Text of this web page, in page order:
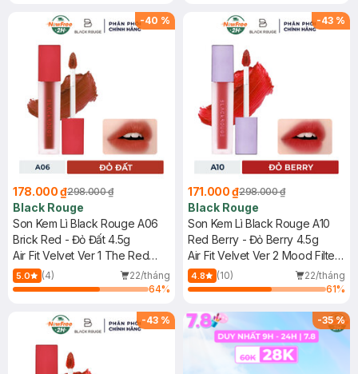
1.5g (SL có hạn)
-40 %
178.000 ₫298.000 ₫
Black Rouge
Son Kem Lì Black Rouge A06
Brick Red - Đỏ Đất 4.5g
Air Fit Velvet Ver 1 The Red
#A06 Brick Red
5.0 (4)
22/tháng
64%
-43 %
171.000 ₫298.000 ₫
Black Rouge
Son Kem Lì Black Rouge A10
Red Berry - Đỏ Berry 4.5g
Air Fit Velvet Ver 2 Mood Filter
#A10 Red Berry
4.8 (10)
22/tháng
61%
-43 % -35%